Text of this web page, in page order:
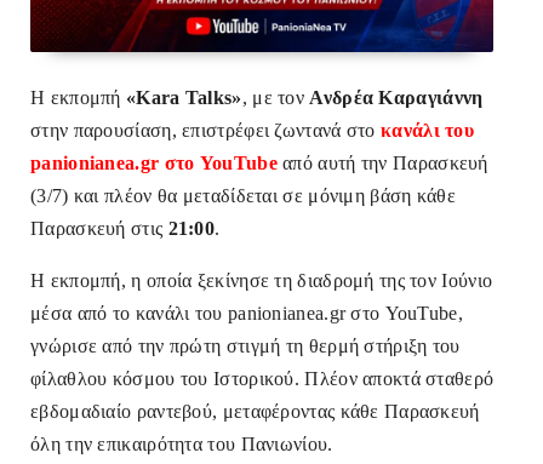
Η εκπομπή «Kara Talks», με τον Ανδρέα Καραγιάννη
στην παρουσίαση, επιστρέφει ζωντανά στο κανάλι του
panionianea.gr στο YouTubeαπό αυτή την Παρασκευή
(3/7) και πλέον θα μεταδίδεται σε μόνιμη βάση κάθε
Παρασκευή στις 21:00.
Η εκπομπή, η οποία ξεκίνησε τη διαδρομή της τον Ιούνιο
μέσα από το κανάλι του panionianea.gr στο YouTube,
γνώρισε από την πρώτη στιγμή τη θερμή στήριξη του
φίλαθλου κόσμου του Ιστορικού. Πλέον αποκτά σταθερό
εβδομαδιαίο ραντεβού, μεταφέροντας κάθε Παρασκευή
όλη την επικαιρότητα του Πανιωνίου.